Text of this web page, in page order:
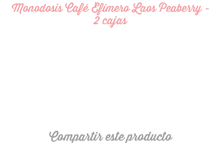
Monodosis Café Efímero Laos Peaberry -
2 cajas
Compartir este producto